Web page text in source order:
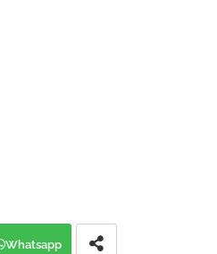
Whatsapp